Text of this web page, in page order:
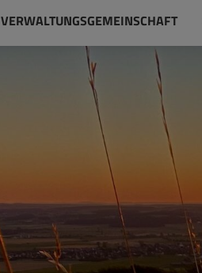
VERWALTUNGSGEMEINSCHAFT